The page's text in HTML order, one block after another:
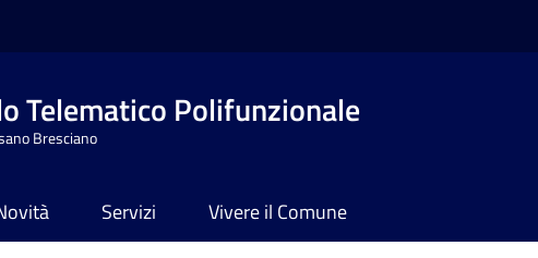
Telematico Polifunzionale
Bresciano
Servizi Vivere il Comune